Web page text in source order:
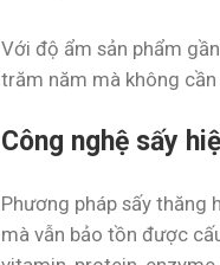
Với độ ẩm sản phẩm
trăm năm mà không
Công nghệ sấy
Phương pháp sấy thăng
mà vẫn bảo tồn được